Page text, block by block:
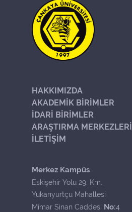
HAKKIMIZDA
AKADEMİK BİRİMLER
İDARİ BİRİMLER
ARAŞTIRMA MERKEZLERİ
İLETİŞİM
Merkez Kampüs
Eskişehir Yolu 29. Km.
Yukarıyurtçu Mahallesi
Mimar Sinan Caddesi No:4